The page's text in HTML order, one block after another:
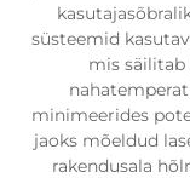
süsteemid
mis
minimeerides
jaoks mõeldud
rakendusala